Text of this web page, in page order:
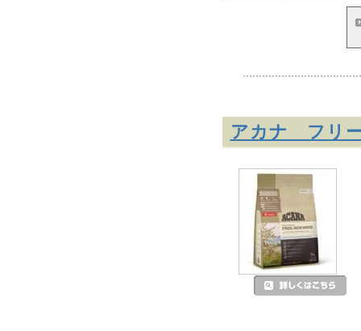
アカナ フリ